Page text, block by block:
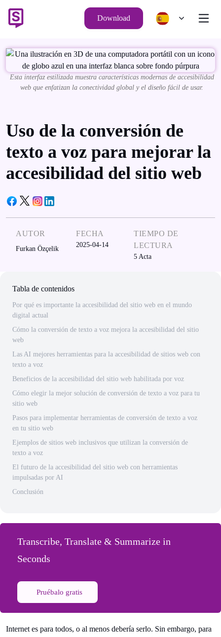
Download
Esta interfaz estilizada muestra características modernas de accesibilidad
web que enfatizan la conectividad global y el diseño fácil de usar.
Uso de la conversión de
texto a voz para mejorar la
accesibilidad del sitio web
AUTOR
Furkan Özçelik
FECHA
2025-04-14
TIEMPO DE
LECTURA
5 Acta
Tabla de contenidos
Por qué es importante la accesibilidad del sitio web en el mundo
digital actual
Cómo la conversión de texto a voz mejora la accesibilidad del sitio
web
Las AI mejores herramientas para la accesibilidad de sitios web con
texto a voz
Beneficios de la accesibilidad del sitio web habilitada por voz
Cómo elegir la mejor solución de conversión de texto a voz para tu
sitio web
Pasos para implementar herramientas de conversión de texto a voz
en tu sitio web
Ejemplos de sitios web inclusivos que utilizan la conversión de
texto a voz
El futuro de la accesibilidad del sitio web con herramientas
impulsadas por AI
Conclusión
Transcribe, Translate & Summarize in
Seconds
Pruébalo gratis
Internet es para todos, o al menos debería serlo. Sin embargo, para